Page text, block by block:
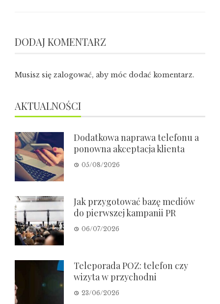
DODAJ KOMENTARZ
Musisz się zalogować, aby móc dodać komentarz.
AKTUALNOŚCI
Dodatkowa naprawa telefonu a
ponowna akceptacja klienta
05/08/2026
Jak przygotować bazę mediów
do pierwszej kampanii PR
06/07/2026
Teleporada POZ: telefon czy
wizyta w przychodni
23/06/2026